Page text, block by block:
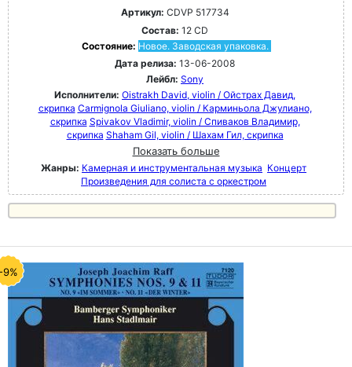
Артикул: CDVP 517734
Состав: 12 CD
Состояние: Новое. Заводская упаковка.
Дата релиза: 13-06-2008
Лейбл: Sony
Исполнители: Oistrakh David, violin / Ойстрах Давид,
скрипка Carmignola Giuliano, violin / Карминьола Джулиано,
скрипка Spivakov Vladimir, violin / Спиваков Владимир,
скрипка Shaham Gil, violin / Шахам Гил, скрипка
Показать больше
Жанры: Камерная и инструментальная музыка Концерт
Произведения для солиста с оркестром
9%